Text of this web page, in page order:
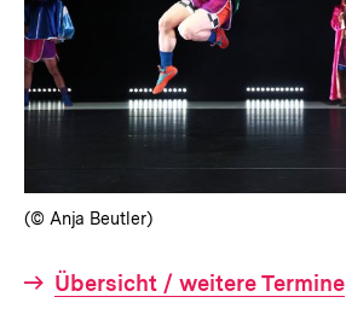
(© Anja Beutler)
Interner
Übersicht / weitere Termine